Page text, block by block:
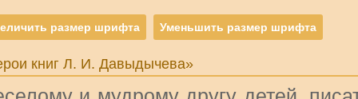
размер шрифта Уменьшить размер шрифта
книг Л. И. Давыдычева»